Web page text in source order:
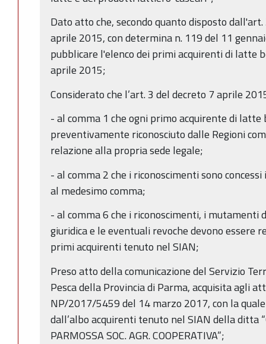
Dato atto che, secondo quanto disposto
aprile 2015, con determina n. 119 del 11
pubblicare l'elenco dei primi acquirenti di latte
aprile 2015;
Considerato che l’art. 3 del decreto 7 aprile
- al comma 1 che ogni primo acquirente di latte
preventivamente riconosciuto dalle Regioni
relazione alla propria sede legale;
- al comma 2 che i riconoscimenti sono
al medesimo comma;
- al comma 6 che i riconoscimenti, i mutamenti
giuridica e le eventuali revoche devono essere
primi acquirenti tenuto nel SIAN;
Preso atto della comunicazione del Servizio
Pesca della Provincia di Parma, acquisita agli
NP/2017/5459 del 14 marzo 2017, con la
dall’albo acquirenti tenuto nel SIAN della ditta
PARMOSSA SOC. AGR. COOPERATIVA”;